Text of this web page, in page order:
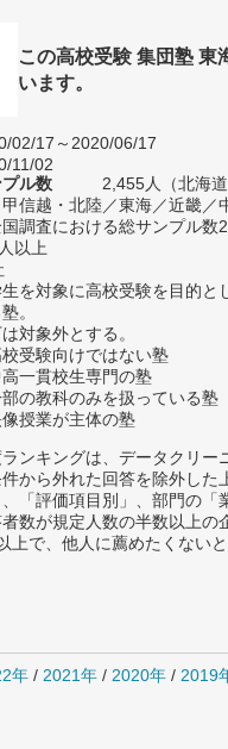
この高校受験 集団塾 東
います。
02/17～2020/06/17
11/02
ル数
2,455人（北海
信越・北陸／東海／近畿／
調査における総サンプル数
以上
を対象に高校受験を目的と
。
対象外とする。
校受験向けではない塾
高一貫校生専門の塾
部の教科のみを扱っている塾
像授業が主体の塾
ンキングは、データクリー
から外れた回答を除外した
「評価項目別」、部門の「
数が規定人数の半数以上の
で、他人に薦めたくない
年 / 2021年 / 2020年 / 2019